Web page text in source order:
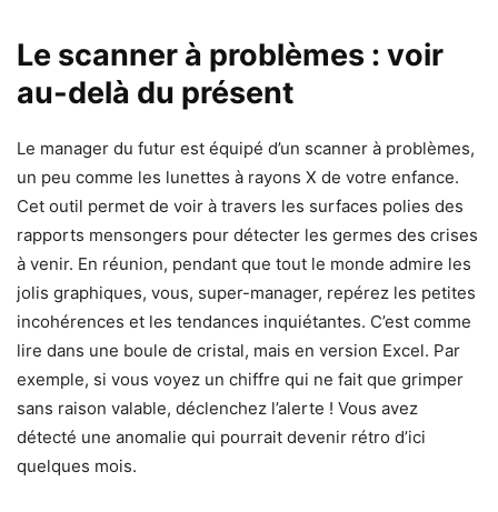
Le scanner à problèmes : voir
au-delà du présent
Le manager du futur est équipé d’un scanner à problèmes,
un peu comme les lunettes à rayons X de votre enfance.
Cet outil permet de voir à travers les surfaces polies des
rapports mensongers pour détecter les germes des crises
à venir. En réunion, pendant que tout le monde admire les
jolis graphiques, vous, super-manager, repérez les petites
incohérences et les tendances inquiétantes. C’est comme
lire dans une boule de cristal, mais en version Excel. Par
exemple, si vous voyez un chiffre qui ne fait que grimper
sans raison valable, déclenchez l’alerte ! Vous avez
détecté une anomalie qui pourrait devenir rétro d’ici
quelques mois.